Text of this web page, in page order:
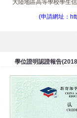
大陸地區高等學校學生
(申請網址：
學位證明認證報告